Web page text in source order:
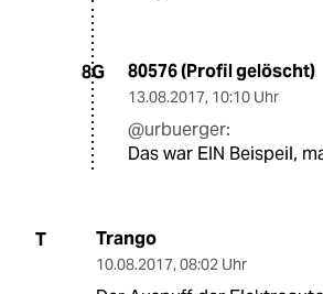
8G 80576 (Profil gelöscht)
13.08.2017, 10:10 Uhr
@urbuerger:
Das war EIN Beispeil,
T Trango
10.08.2017, 08:02 Uhr